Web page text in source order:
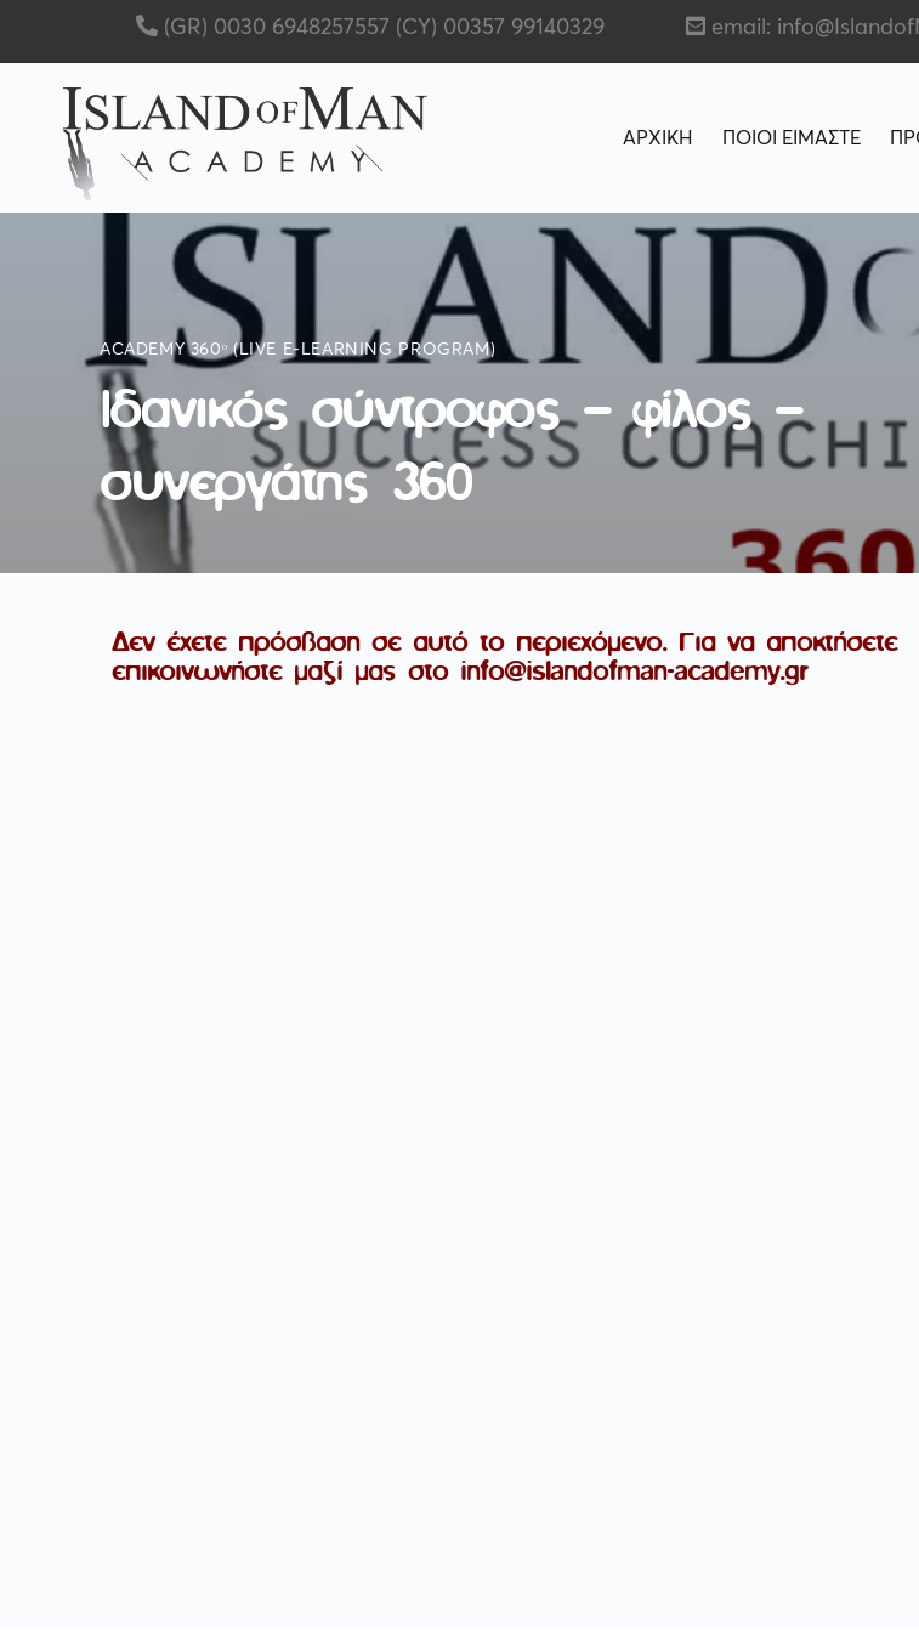
(GR) 0030 6948257557 (CY) 00357 99140329 email:
ΑΡΧΙΚΗ ΠΟΙΟΙ ΕΙΜΑΣΤΕ
ACADEMY 360ᵒ (LIVE E-LEARNING PROGRAM)
Ιδανικός σύντροφος – φίλος –
συνεργάτης 360
Δεν έχετε πρόσβαση σε αυτό το περιεχόμενο. Για να αποκτήσετε
επικοινωνήστε μαζί μας στο info@islandofman-academy.gr